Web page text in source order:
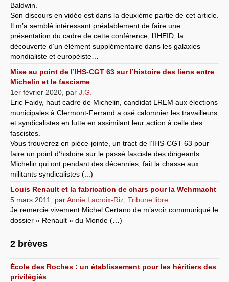
Baldwin.
Son discours en vidéo est dans la deuxième partie de cet article.
Il m’a semblé intéressant préalablement de faire une
présentation du cadre de cette conférence, l’IHEID, la
découverte d’un élément supplémentaire dans les galaxies
mondialiste et européiste…
Mise au point de l’IHS-CGT 63 sur l’histoire des liens entre
Michelin et le fascisme
1er février 2020 par J.G.
Eric Faidy, haut cadre de Michelin, candidat LREM aux élections
municipales à Clermont-Ferrand a osé calomnier les travailleurs
et syndicalistes en lutte en assimilant leur action à celle des
fascistes.
Vous trouverez en pièce-jointe, un tract de l’IHS-CGT 63 pour
faire un point d’histoire sur le passé fasciste des dirigeants
Michelin qui ont pendant des décennies, fait la chasse aux
militants syndicalistes (...)
Louis Renault et la fabrication de chars pour la Wehrmacht
5 mars 2011
parAnnie Lacroix-Riz Tribune libre
Je remercie vivement Michel Certano de m’avoir communiqué le
dossier « Renault » du Monde (…)
2 brèves
École des Roches : un établissement pour les héritiers des
privilégiés